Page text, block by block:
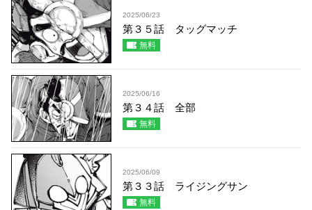
2025/06/23
第３５話 タッグマッチ
無料
2025/06/16
第３４話 全部
無料
2025/06/09
第３３話 ライジングサン
無料